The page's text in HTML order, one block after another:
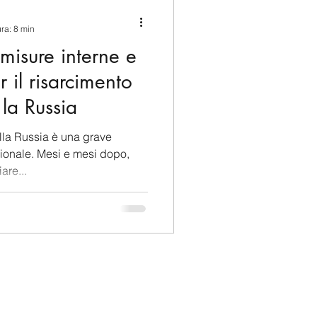
Russia
Germania
interne e
il risarcimento
Russia
Russia è una grave
Mesi e mesi dopo,
8 min